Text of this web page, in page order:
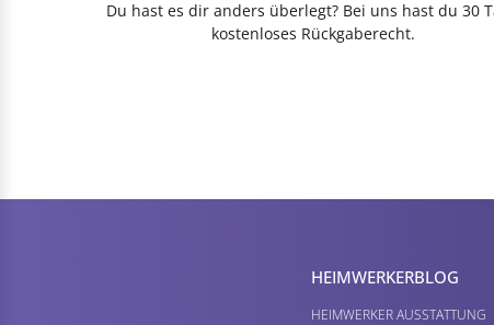
Du hast es dir anders überlegt? Bei uns hast du 30
kostenloses Rückgaberecht.
HEIMWERKER­BLOG
HEIMWERKER AUSSTATTUNG